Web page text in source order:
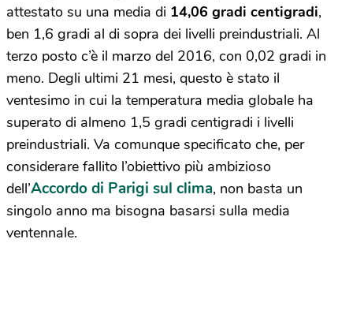
attestato su una media di 14,06 gradi centigradi,
ben 1,6 gradi al di sopra dei livelli preindustriali. Al
terzo posto c’è il marzo del 2016, con 0,02 gradi in
meno. Degli ultimi 21 mesi, questo è stato il
ventesimo in cui la temperatura media globale ha
superato di almeno 1,5 gradi centigradi i livelli
preindustriali. Va comunque specificato che, per
considerare fallito l’obiettivo più ambizioso
dell’Accordo di Parigi sul clima, non basta un
singolo anno ma bisogna basarsi sulla media
ventennale.